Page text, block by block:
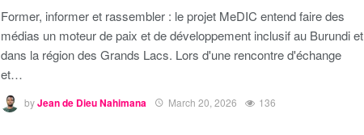
Former, informer et rassembler : le projet MeDIC entend faire des
médias un moteur de paix et de développement inclusif au Burundi et
dans la région des Grands Lacs. Lors d'une rencontre d'échange
et…
byJean de Dieu Nahimana March 20, 2026 136